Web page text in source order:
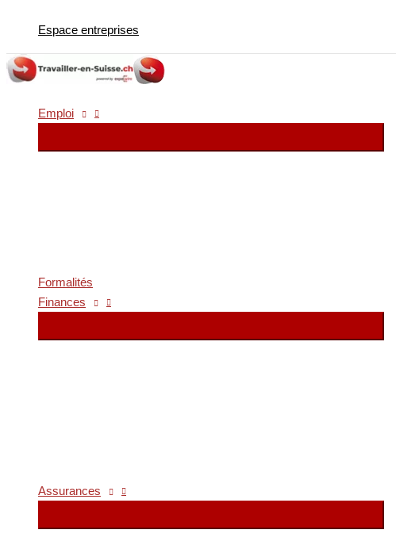
contenu
Espace entreprises
Emploi
Formalités
Finances
Assurances